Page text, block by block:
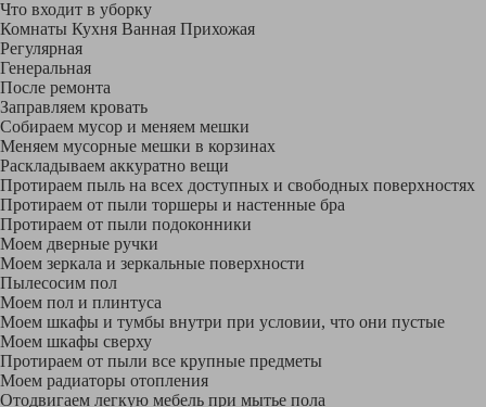
Что входит в уборку
Регу­лярная
Гене­ральная
После ремонта
Заправляем кровать
Собираем мусор и меняем мешки
Меняем мусорные мешки в корзинах
Раскладываем аккуратно вещи
Протираем пыль на всех доступных и свободных поверхностях
Протираем от пыли торшеры и настенные бра
Протираем от пыли подоконники
Моем дверные ручки
Моем зеркала и зеркальные поверхности
Пылесосим пол
Моем пол и плинтуса
Моем шкафы и тумбы внутри при условии, что они пустые
Моем шкафы сверху
Протираем от пыли все крупные предметы
Моем радиаторы отопления
Отодвигаем легкую мебель при мытье пола